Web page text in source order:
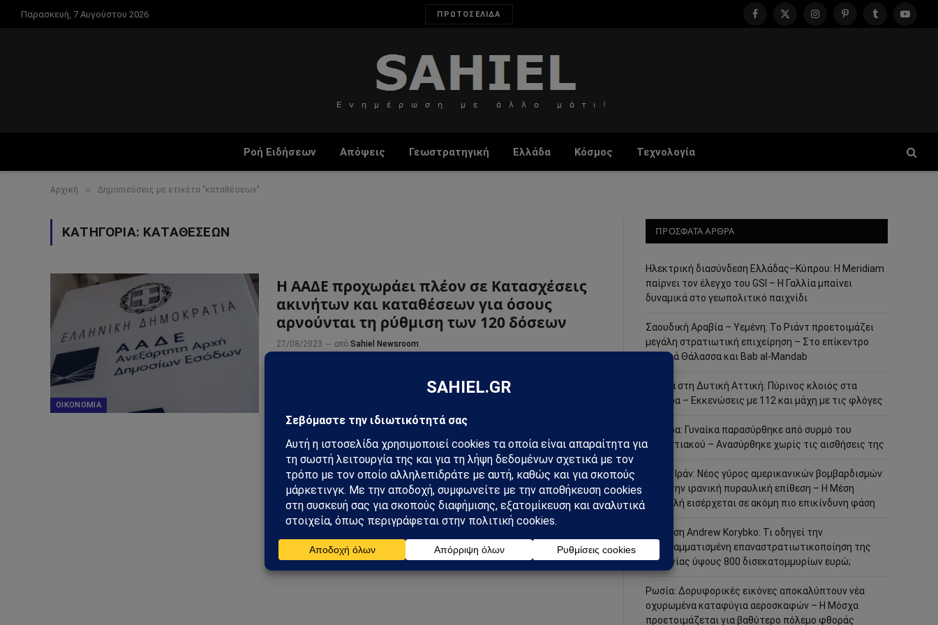
Παρασκευή, 7 Αυγούστου 2026 ΠΡΩΤΟΣΕΛΙΔΑ
Facebook
X
InstagramPinterestTumblr
Ροή Ειδήσεων Απόψεις Γεωστρατηγική Ελλάδα Κόσμος Τεχνολογία
Αρχική » Δημοσιεύσεις με ετικέτα "καταθέσεων"
ΚΑΤΗΓΟΡΊΑ: ΚΑΤΑΘΈΣΕΩΝ
ΟΙΚΟΝΟΜΊΑ
Η ΑΑΔΕ προχωράει πλέον σε Κατασχέσεις
ακινήτων και καταθέσεων για όσους
αρνούνται τη ρύθμιση των 120 δόσεων
27/08/2023 από Sahiel Newsroom
επανενταχθούν στη ρύθμιση των 120 δόσεων (που θεσπίστηκε το
ΠΡΟΣΦΑΤΑ ΑΡΘΡΑ
Ηλεκτρική διασύνδεση Ελλάδας–Κύπρου: Η Meridiam
παίρνει τον έλεγχο του GSI – Η Γαλλία μπαίνει
δυναμικά στο γεωπολιτικό παιχνίδι
Σαουδική Αραβία – Υεμένη: Το Ριάντ προετοιμάζει
μεγάλη στρατιωτική επιχείρηση – Στο επίκεντρο
Ερυθρά Θάλασσα και Bab al-Mandab
Φωτιά στη Δυτική Αττική: Πύρινος κλοιός στα
Μέγαρα – Εκκενώσεις με 112 και μάχη με τις φλόγες
Μέγαρα: Γυναίκα παρασύρθηκε από συρμό του
Προαστιακού – Ανασύρθηκε χωρίς τις αισθήσεις της
ΗΠΑ – Ιράν: Νέος γύρος αμερικανικών βομβαρδισμών
μετά την ιρανική πυραυλική επίθεση – Η Μέση
Ανατολή εισέρχεται σε ακόμη πιο επικίνδυνη φάση
Ανάλυση Andrew Korybko: Τι οδηγεί την
προγραμματισμένη επαναστρατιωτικοποίηση της
Γερμανίας ύψους 800 δισεκατομμυρίων ευρώ;
Ρωσία: Δορυφορικές εικόνες αποκαλύπτουν νέα
οχυρωμένα καταφύγια αεροσκαφών – Η Μόσχα
προετοιμάζεται για βαθύτερο πόλεμο φθοράς